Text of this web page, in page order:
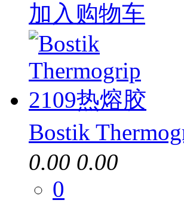
加入购物车
Bostik
0.00 0.00
0